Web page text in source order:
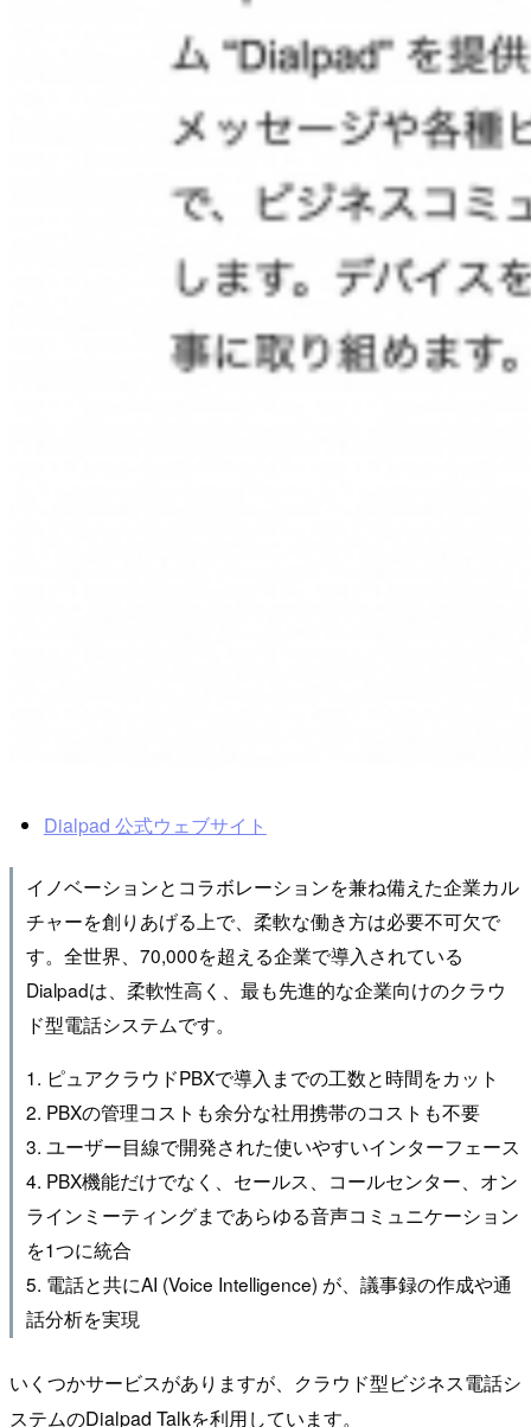
Dialpad 公式ウェブサイト
イノベーションとコラボレーションを兼ね備えた企業カル
チャーを創りあげる上で、柔軟な働き方は必要不可欠で
す。全世界、70,000を超える企業で導入されている
Dialpadは、柔軟性高く、最も先進的な企業向けのクラウ
ド型電話システムです。
1. ピュアクラウドPBXで導入までの工数と時間をカット
2. PBXの管理コストも余分な社用携帯のコストも不要
3. ユーザー目線で開発された使いやすいインターフェース
4. PBX機能だけでなく、セールス、コールセンター、オン
ラインミーティングまであらゆる音声コミュニケーション
を1つに統合
5. 電話と共にAI (Voice Intelligence) が、議事録の作成や通
話分析を実現
いくつかサービスがありますが、クラウド型ビジネス電話シ
ステムのDialpad Talkを利用しています。